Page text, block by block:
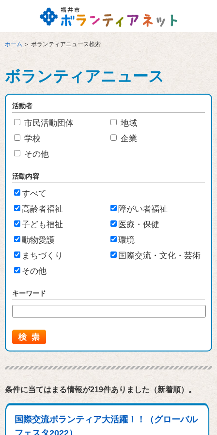
ホーム ＞ ボランティアニュース検索
ボランティアニュース
活動者
市民活動団体
地域
学校
企業
その他
活動内容
すべて
高齢者福祉
障がい者福祉
子ども福祉
医療・保健
動物愛護
環境
まちづくり
国際交流・文化・芸術
その他
キーワード
条件に当てはまる情報が219件ありました（新着順）。
国際交流ボランティア大活躍！！（グローバル
フェスタ2022）